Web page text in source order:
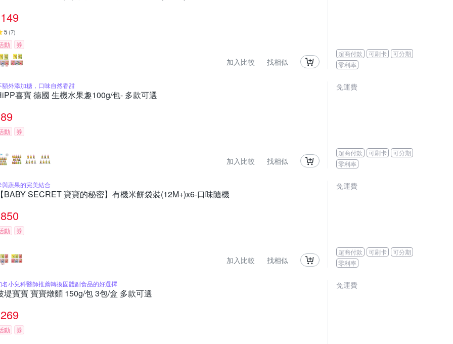
149
5 (7)
動 券
加入比較 找相似
超商付款 可刷卡
可分期
零利率
額外添加糖，口味自然香甜
喜寶 德國 生機水果趣100g/包- 多款可選
89
動 券
加入比較 找相似
免運費
超商付款 可刷卡
可分期
零利率
與蔬果的完美結合
BABY SECRET 寶寶的秘密】有機米餅袋裝(12M+)x6-口味隨機
850
動 券
加入比較 找相似
免運費
超商付款 可刷卡
可分期
零利率
名小兒科醫師推薦轉換固體副食品的好選擇
堤寶寶 寶寶燉麵 150g/包 3包/盒 多款可選
269
動 券
免運費